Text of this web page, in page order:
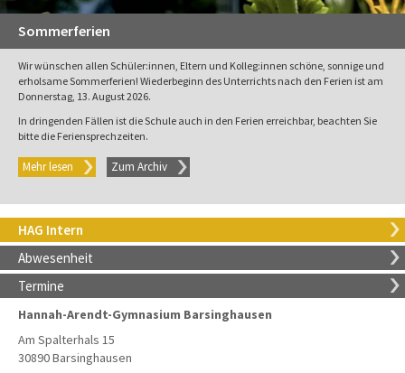
Sommerferien
Wir wünschen allen Schüler:innen, Eltern und Kolleg:innen schöne, sonnige und
erholsame Sommerferien! Wiederbeginn des Unterrichts nach den Ferien ist am
Donnerstag, 13. August 2026.
In dringenden Fällen ist die Schule auch in den Ferien erreichbar, beachten Sie
bitte die Feriensprechzeiten.
Mehr lesen Zum Archiv
HAG Intern
Abwesenheit
Termine
Hannah-Arendt-Gymnasium Barsinghausen
Am Spalterhals 15
30890 Barsinghausen